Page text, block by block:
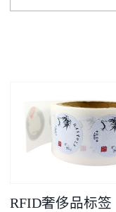
RFID奢侈品标签